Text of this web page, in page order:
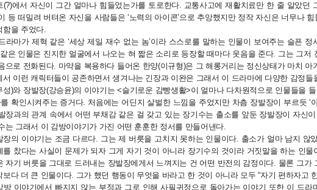
(?)에서 자신이 그간 얼마나 힘들었는가를 토로한다. 교통사고에 재활치료만 한 줄 알았
등 떠밀려 버텨온 자신을 사람들은 ‘노력의 아이콘’으로 추앙했지만 정작 자신은 너무나
함을 주었다.
라마가 제혁 같은 ‘세상 제일 재수 없는 놈’이라 스스로를 말하는 인물이 보여주는 슬픈
은 인물은 진지한 얼굴에서 나오는 혀 짧은 소리로 등장할 때마다 웃음을 준다. 그는 그
으로 전화된다. 마약을 복용하다 들어온 한양(이규형)은 그 해롱거리는 정신상태가 마치
서 이런 캐릭터들이 공존하면서 생겨나는 긴장과 이완은 그래서 이 드라마에 다양한 감정들
성)와 장발장(강승윤)의 이야기는 <슬기로운 감빵생활>이 얼마나 다차원적으로 인물들을
확인시켜주는 증거다. 처음에는 어딘지 살벌한 느낌을 주었지만 차츰 장발장이 부르듯 ‘
장과의 관계 속에서 어떤 부채감 같은 걸 갖고 있는 장기수는 출소를 앞둔 장발장이 자신
는 그래서 이 감방이야기가 가진 어떤 훈훈한 정서를 만들어낸다.
장의 이야기는 조금 다르다. 그는 제 버릇을 고치지 못하는 인물이다. 출소가 얼마 남지 않
를 찼다는 사실이 문제가 되자 그게 자기 것이 아니라 장기수의 것이라 거짓말을 하는 인
자기 버릇을 그대로 드러내는 장발장에게서 느껴지는 건 어떤 반전의 감정이다. 물론 그
보다 더 큰 인물이다. 그가 했던 행동이 무엇을 바라고 한 것이 아니라 모두 “자기 편하자고
방 이야기에서 빠지지 않는 부정과 그로 인해 사필귀정으로 돌아가는 이야기 또한 이 드